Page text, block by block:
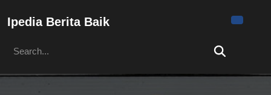
Ipedia Berita Baik
for: